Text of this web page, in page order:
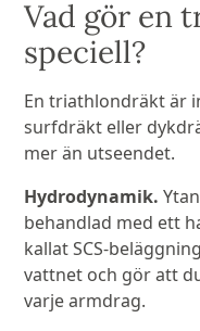
Vad gör en
speciell?
En triathlondräkt är
surfdräkt eller
mer än utseendet.
Hydrodynamik.
behandlad med ett
kallat SCS-
vattnet och gör att
varje armdrag.